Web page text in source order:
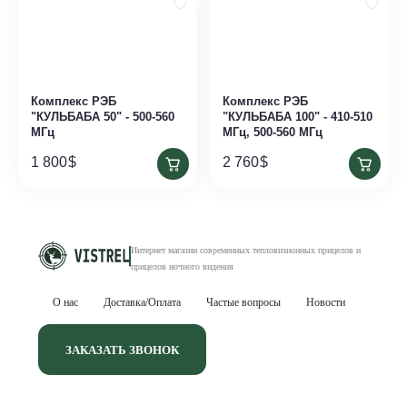
Комплекс РЭБ
"КУЛЬБАБА 50" - 500-560
МГц
1 800$
Комплекс РЭБ
"КУЛЬБАБА 100" - 410-510
МГц, 500-560 МГц
2 760$
Интернет магазин современных тепловизионныхприцелов и
прицелов ночного видения
О нас Доставка/Оплата Частые вопросы Новости
ЗАКАЗАТЬ ЗВОНОК